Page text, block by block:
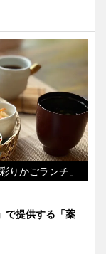
りかごランチ」
で提供する「薬